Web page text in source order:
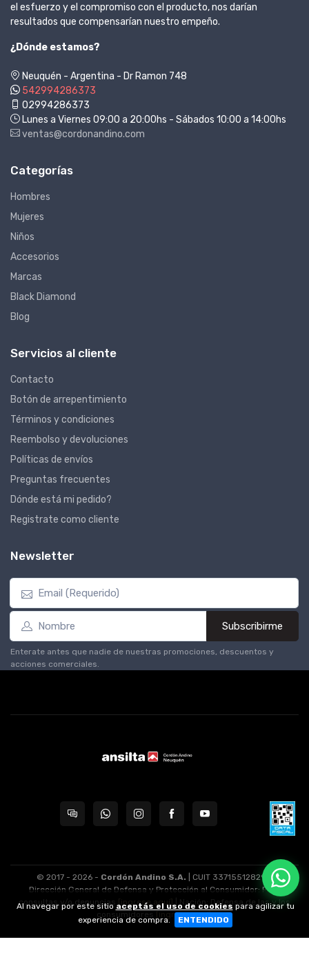
el esfuerzo y el compromiso con el producto, nos darían
resultados que compensarían nuestro empeño.
¿Dónde estamos?
Neuquén - Argentina - Dr Ramon 748
542994286373
02994286373
Lunes a Viernes 09:00 a 20:00hs - Sábados 10:00 a 14:00hs
ventas@cordonandino.com
Categorías
Hombres
Mujeres
Niños
Accesorios
Marcas
Black Diamond
Blog
Servicios al cliente
Contacto
Botón de arrepentimiento
Términos y condiciones
Reembolso y devoluciones
Políticas de envíos
Preguntas frecuentes
Dónde está mi pedido?
Registrate como cliente
Newsletter
Subscribirme
Enterate antes que nadie de nuestras promociones, descuentos y
acciones comerciales.
© 2017 - 2026 - Cordón Andino S.A. | CUIT 33715512829 -
Dirección General de Defensa y Protección al Consumidor: Para
consultas y/o denuncias
[ingrese aquí]
| Nación: Defensa de las y los
consumidores
[ingrese aquí].
Al navegar por este sitio aceptás el uso de cookiespara agilizar tu
experiencia de compra.
ENTENDIDO